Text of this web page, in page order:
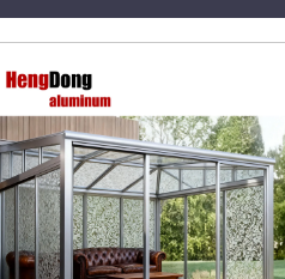
слънчева стая, пергола,